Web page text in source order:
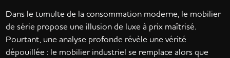
Dans le tumulte de la consommation moderne, le mobilier
de série propose une illusion de luxe à prix maîtrisé.
Pourtant, une analyse profonde révèle une vérité
dépouillée : le mobilier industriel se remplace alors que